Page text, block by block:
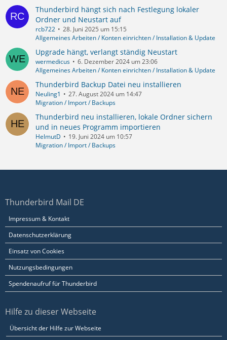
Thunderbird hängt sich nach Festlegung lokaler
Ordner und Neustart auf
rcb722
28. Juni 2025 um 15:15
Allgemeines Arbeiten / Konten einrichten / Installation & Update
Upgrade hängt, verlangt ständig Neustart
wermedicus
6. Dezember 2024 um 23:06
Allgemeines Arbeiten / Konten einrichten / Installation & Update
Thunderbird Backup Datei neu installieren
Neuling1
27. August 2024 um 14:47
Migration / Import / Backups
Thunderbird neu installieren, lokale Ordner sichern
und in neues Programm importieren
HelmutD
19. Juni 2024 um 10:57
Migration / Import / Backups
Thunderbird Mail DE
Impressum & Kontakt
Datenschutzerklärung
Einsatz von Cookies
Nutzungsbedingungen
Spendenaufruf für Thunderbird
Hilfe zu dieser Webseite
Übersicht der Hilfe zur Webseite